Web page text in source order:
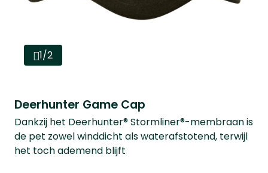
1/2
Deerhunter Game Cap
Dankzij het Deerhunter® Stormliner®-membraan is
de pet zowel winddicht als waterafstotend, terwijl
het toch ademend blijft